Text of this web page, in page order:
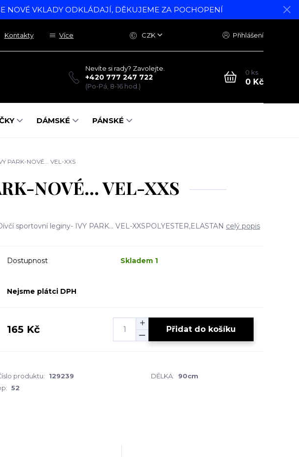
NOVÉ VKLADY ODKLÁDAJÍ, DĚKUJEME ZA POCHOPENÍ
Kontakty Více CZK Přihlášení
Nevíte si rady? Zavolejte.
+420 777 247 722
(Po-Pá, 8-16 hod.)
0 ks
0 Kč
DÁMSKÉ PÁNSKÉ
PARK-NOVÉ... VEL-XXS
NOVÉ... VEL-XXS
sportovní leginy- IVY PARK... VEL-XXSPOLYESTER,ELASTAN celý popis
Dostupnost Skladem 1
Nejsme plátci DPH
165 Kč Přidat do košíku
produktu: 129239 DÉLKA:
90cm
52